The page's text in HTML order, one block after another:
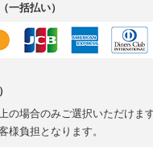
一括払い）
の場合のみご選択いただけます
様負担となります。